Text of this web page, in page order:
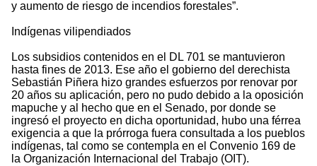
y aumento de riesgo de incendios forestales”.
Indígenas vilipendiados
Los subsidios contenidos en el DL 701 se mantuvieron
hasta fines de 2013. Ese año el gobierno del derechista
Sebastián Piñera hizo grandes esfuerzos por renovar por
20 años su aplicación, pero no pudo debido a la oposición
mapuche y al hecho que en el Senado, por donde se
ingresó el proyecto en dicha oportunidad, hubo una férrea
exigencia a que la prórroga fuera consultada a los pueblos
indígenas, tal como se contempla en el Convenio 169 de
la Organización Internacional del Trabajo (OIT).